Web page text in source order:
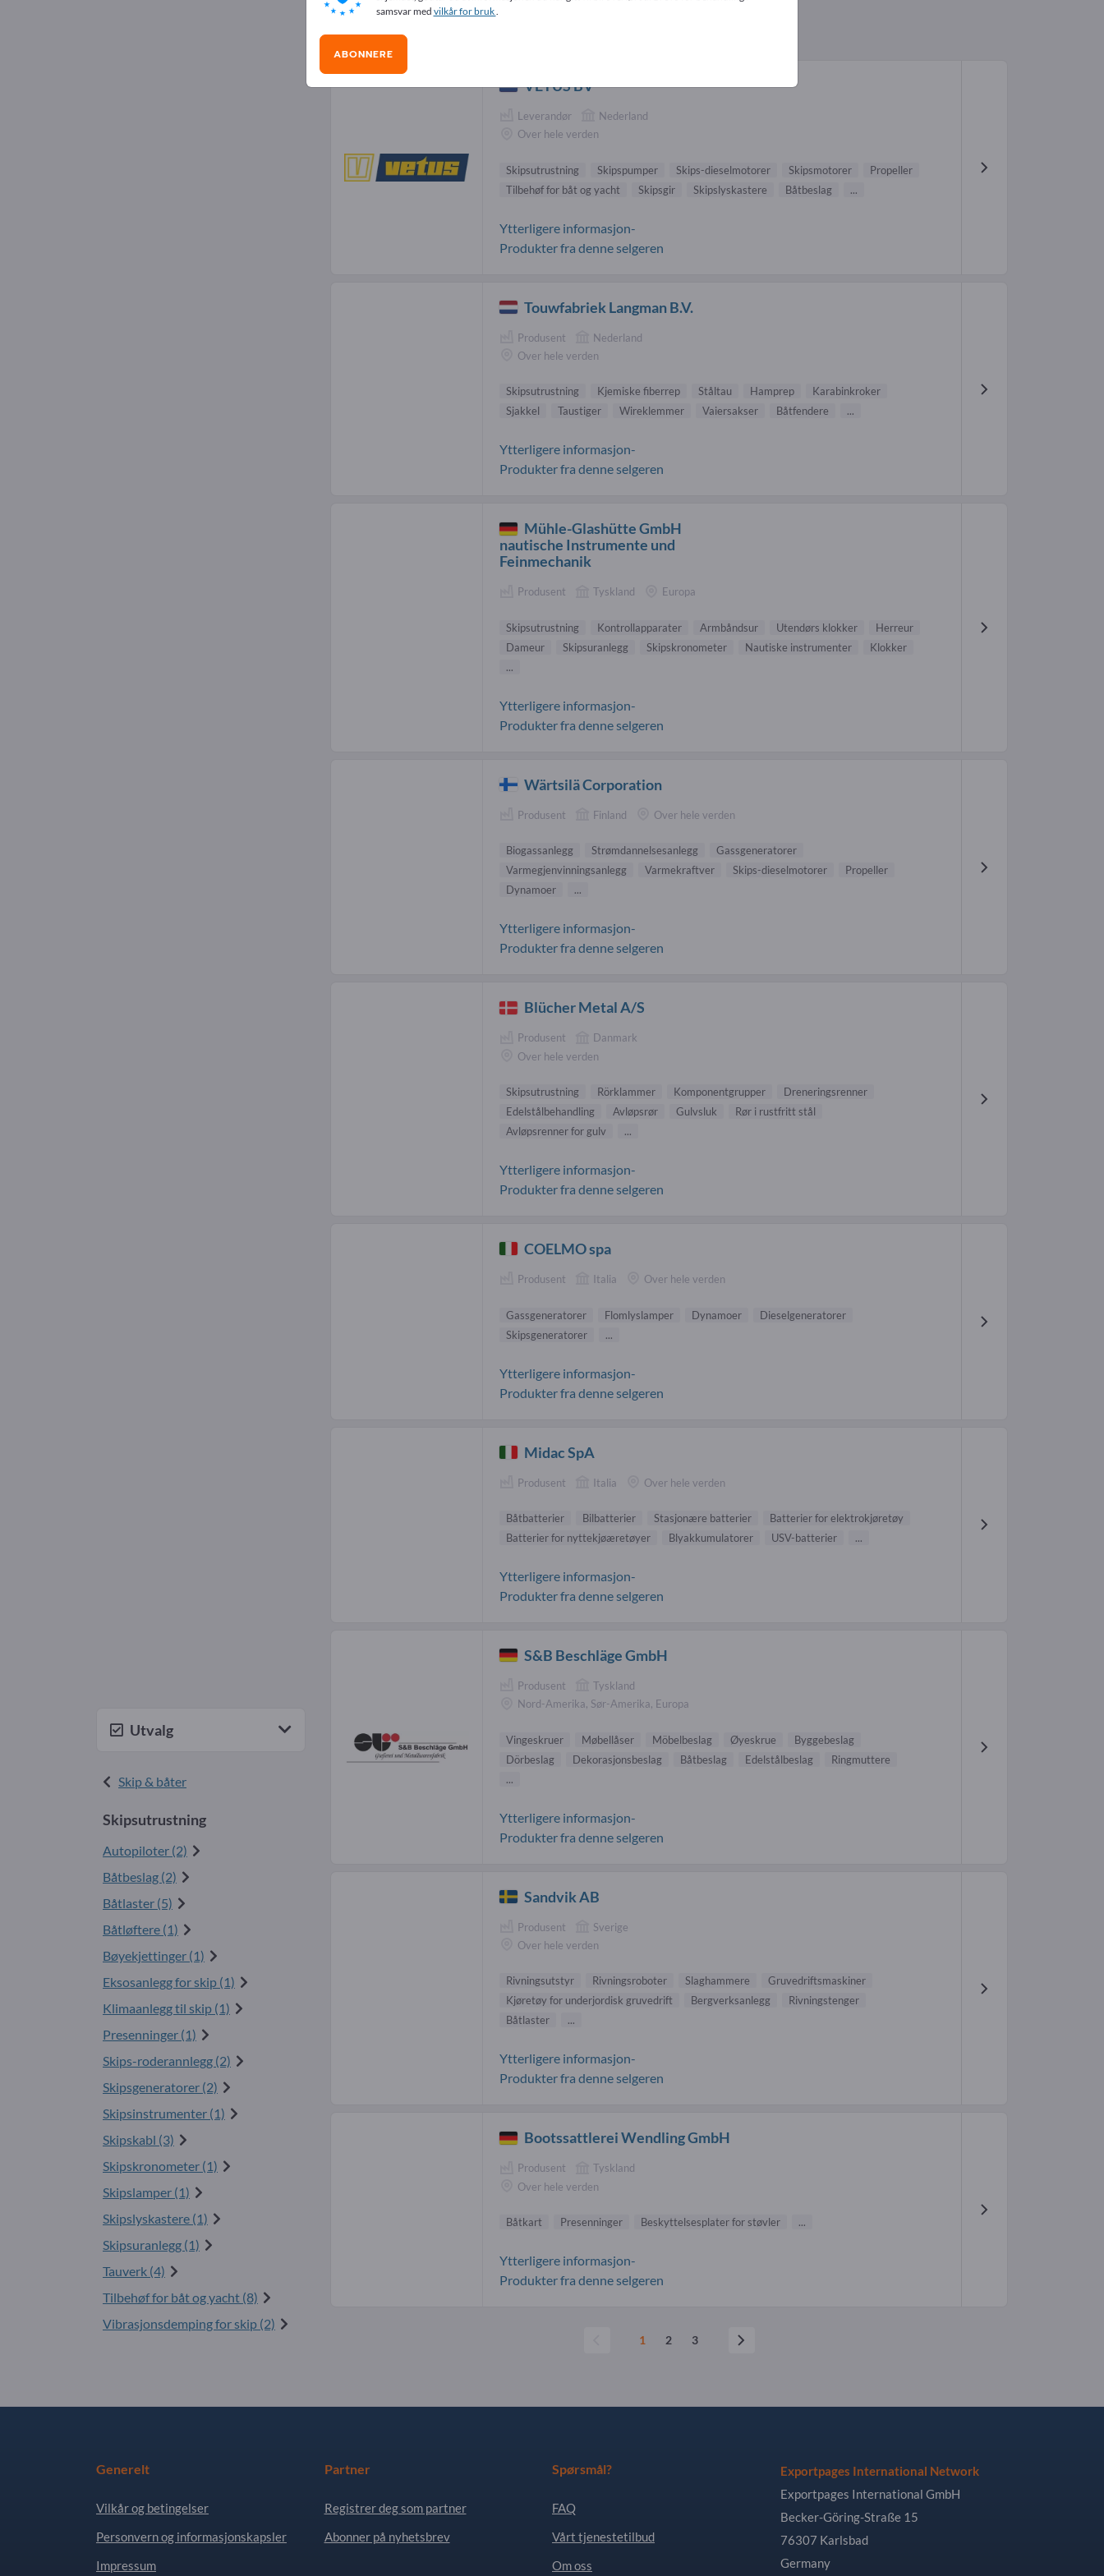
Utvalg
Skip & båter
Skipsutrustning
Autopiloter (2)
Båtbeslag (2)
Båtlaster (5)
Båtløftere (1)
Bøyekjettinger (1)
Eksosanlegg for skip (1)
Klimaanlegg til skip (1)
Presenninger (1)
Skips-roderannlegg (2)
Skipsgeneratorer (2)
Skipsinstrumenter (1)
Skipskabl (3)
Skipskronometer (1)
Skipslamper (1)
Skipslyskastere (1)
Skipsuranlegg (1)
Tauverk (4)
Tilbehøf for båt og yacht (8)
Vibrasjonsdemping for skip (2)
Skipsutrustning-leverandører (29)
VETUS BV
Leverandør
Nederland
Over hele verden
Skipsutrustning Skipspumper Skips-dieselmotorer Skipsmotorer
Propeller
Tilbehøf for båt og yacht
Skipsgir Skipslyskastere Båtbeslag ...
Ytterligere informasjon-
Produkter fra denne selgeren
Touwfabriek Langman B.V.
Produsent
Nederland
Over hele verden
Skipsutrustning Kjemiske fiberrep Ståltau Hamprep
Karabinkroker
Sjakkel
Taustiger Wireklemmer Vaiersakser Båtfendere ...
Ytterligere informasjon-
Produkter fra denne selgeren
Mühle-Glashütte GmbH
nautische Instrumente und
Feinmechanik
Produsent Tyskland Europa
Skipsutrustning Kontrollapparater Armbåndsur Utendørs klokker
Herreur
Dameur
Skipsuranlegg Skipskronometer Nautiske instrumenter
Klokker
...
Ytterligere informasjon-
Produkter fra denne selgeren
Wärtsilä Corporation
Produsent Finland Over hele verden
Biogassanlegg Strømdannelsesanlegg
Gassgeneratorer
Varmegjenvinningsanlegg
Varmekraftver Skips-dieselmotorer
Propeller
Dynamoer
...
Ytterligere informasjon-
Produkter fra denne selgeren
Blücher Metal A/S
Produsent
Danmark
Over hele verden
Skipsutrustning Rörklammer Komponentgrupper
Dreneringsrenner
Edelstålbehandling
Avløpsrør Gulvsluk
Rør i rustfritt stål
Avløpsrenner for gulv
...
Ytterligere informasjon-
Produkter fra denne selgeren
COELMO spa
Produsent Italia Over hele verden
Gassgeneratorer Flomlyslamper Dynamoer
Dieselgeneratorer
Skipsgeneratorer
...
Ytterligere informasjon-
Produkter fra denne selgeren
Midac SpA
Produsent Italia Over hele verden
Båtbatterier Bilbatterier Stasjonære batterier
Batterier for elektrokjøretøy
Batterier for nyttekjøæretøyer
Blyakkumulatorer USV-batterier ...
Ytterligere informasjon-
Produkter fra denne selgeren
S&B Beschläge GmbH
Produsent
Tyskland
Nord-Amerika, Sør-Amerika, Europa
Vingeskruer Møbellåser Möbelbeslag Øyeskrue
Byggebeslag
Dörbeslag
Dekorasjonsbeslag Båtbeslag Edelstålbeslag
Ringmuttere
...
Ytterligere informasjon-
Produkter fra denne selgeren
Sandvik AB
Produsent
Sverige
Over hele verden
Rivningsutstyr Rivningsroboter Slaghammere
Gruvedriftsmaskiner
Kjøretøy for underjordisk gruvedrift
Bergverksanlegg
Rivningstenger
Båtlaster
...
Ytterligere informasjon-
Produkter fra denne selgeren
Bootssattlerei Wendling GmbH
Produsent
Tyskland
Over hele verden
Båtkart Presenninger Beskyttelsesplater for støvler ...
Ytterligere informasjon-
Produkter fra denne selgeren
1 2 3
Generelt
Vilkår og betingelser
Personvern og informasjonskapsler
Impressum
Partner
Registrer deg som partner
Abonner på nyhetsbrev
Spørsmål?
FAQ
Vårt tjenestetilbud
Om oss
Exportpages International Network
Exportpages International GmbH
Becker-Göring-Straße 15
76307 Karlsbad
Germany
samsvar med vilkår for bruk.
ABONNERE